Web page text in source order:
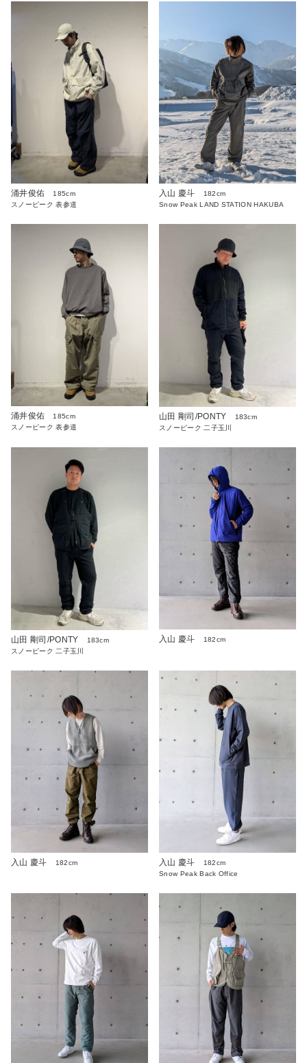
涌井俊佑
185cm
スノーピーク 表参道
入山 慶斗
182cm
Snow Peak LAND STATION HAKUBA
涌井俊佑
185cm
スノーピーク 表参道
山田 剛司/PONTY
183cm
スノーピーク 二子玉川
山田 剛司/PONTY
183cm
スノーピーク 二子玉川
入山 慶斗 182cm
入山 慶斗 182cm 入山 慶斗
182cm
Snow Peak Back Office